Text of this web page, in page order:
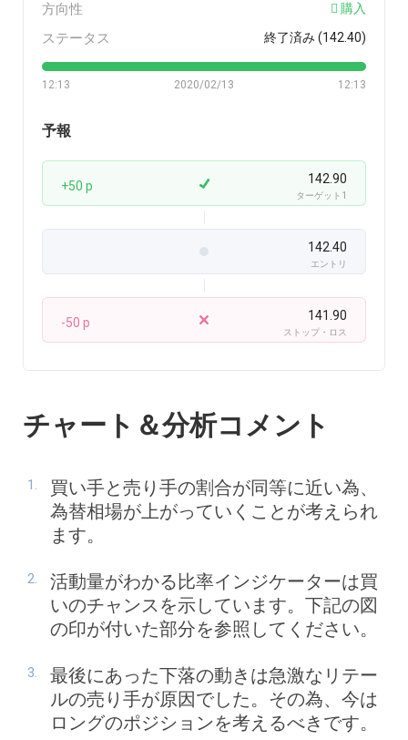
方向性 購入
ステータス 終了済み (142.40)
12:13 12:13
2020/02/13
予報
+50 p 142.90
ターゲット1
142.40
エントリ
-50 p 141.90
ストップ・ロス
チャート＆分析コメント
買い手と売り手の割合が同等に近い為、
為替相場が上がっていくことが考えられ
ます。
活動量がわかる比率インジケーターは買
いのチャンスを示しています。下記の図
の印が付いた部分を参照してください。
最後にあった下落の動きは急激なリテー
ルの売り手が原因でした。その為、今は
ロングのポジションを考えるべきです。